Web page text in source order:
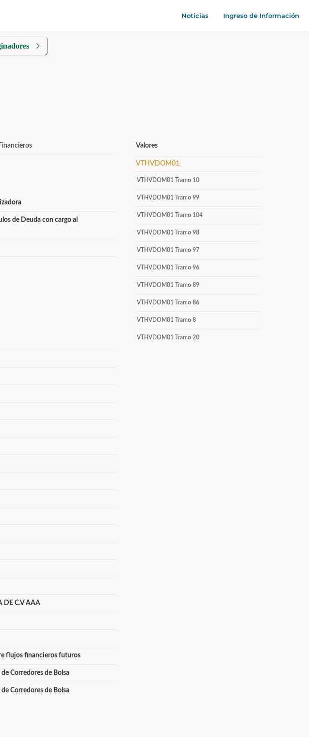
Noticias Ingreso de Información
de Deuda con cargo al
DE C.V AAA
flujos financieros futuros
de Corredores de Bolsa
de Corredores de Bolsa
Valores
VTHVDOM01
VTHVDOM01 Tramo 10
VTHVDOM01 Tramo 99
VTHVDOM01 Tramo 104
VTHVDOM01 Tramo 98
VTHVDOM01 Tramo 97
VTHVDOM01 Tramo 96
VTHVDOM01 Tramo 89
VTHVDOM01 Tramo 86
VTHVDOM01 Tramo 8
VTHVDOM01 Tramo 20